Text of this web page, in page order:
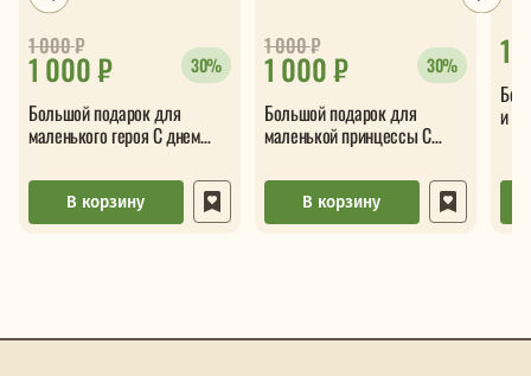
1 000 ₽
1 000₽
30%
Большой подарок для
маленького героя С днем
В корзину
1 000 ₽
1 000₽
30%
Большой подарок для
маленькой принцессы С
В корзину
1
и